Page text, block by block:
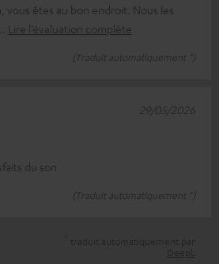
vous êtes au bon endroit. Nous les
Lire l’évaluation complète
(Traduit automatiquement *)
du son
(Traduit automatiquement *)
29/05/2026